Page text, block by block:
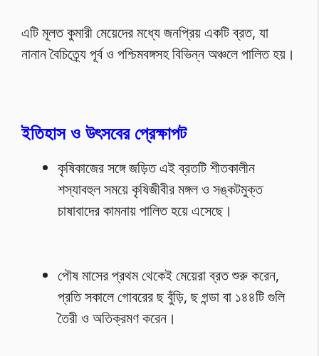
এটি মূলত কুমারী মেয়েদের মধ্যে জনপ্রিয় একটি ব্রত, যা
নানান বৈচিত্র্যে পূর্ব ও পশ্চিমবঙ্গসহ বিভিন্ন অঞ্চলে পালিত হয়।
ইতিহাস ও উৎসবের প্রেক্ষাপট
কৃষিকাজের সঙ্গে জড়িত এই ব্রতটি শীতকালীন
শস্যাবহুল সময়ে কৃষিজীবীর মঙ্গল ও সঙ্কটমুক্ত
চাষাবাদের কামনায় পালিত হয়ে এসেছে।
পৌষ মাসের প্রথম থেকেই মেয়েরা ব্রত শুরু করেন,
প্রতি সকালে গোবরের ছ বুঁড়ি, ছ গন্ডা বা ১৪৪টি গুলি
তৈরী ও অতিক্রমণ করেন।